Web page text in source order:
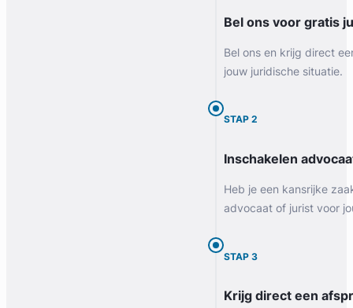
Bel ons voor gratis
Bel ons en krijg direct
jouw juridische situatie.
STAP 2
Inschakelen
Heb je een kansrijke
advocaat of jurist voor
STAP 3
Krijg direct een